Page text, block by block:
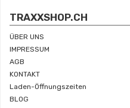
TRAXXSHOP.CH
ÜBER UNS
IMPRESSUM
AGB
KONTAKT
Laden-Öffnungszeiten
BLOG